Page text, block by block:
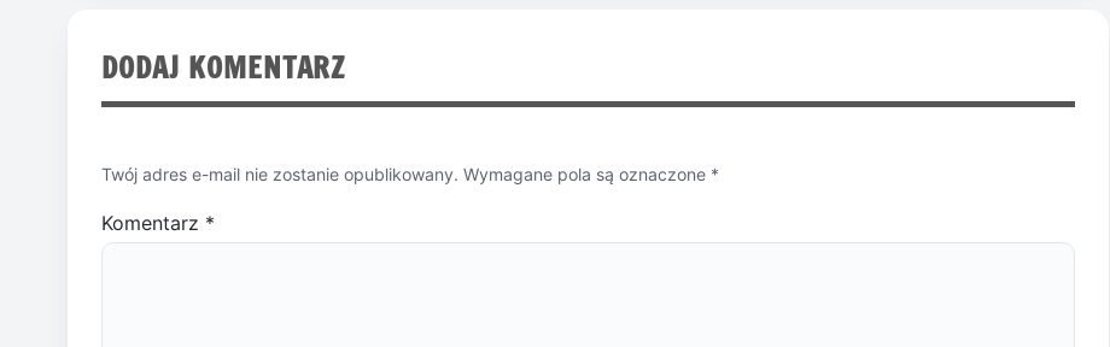
DODAJ KOMENTARZ
Twój adres e-mail nie zostanie opublikowany. Wymagane pola są oznaczone *
Komentarz *